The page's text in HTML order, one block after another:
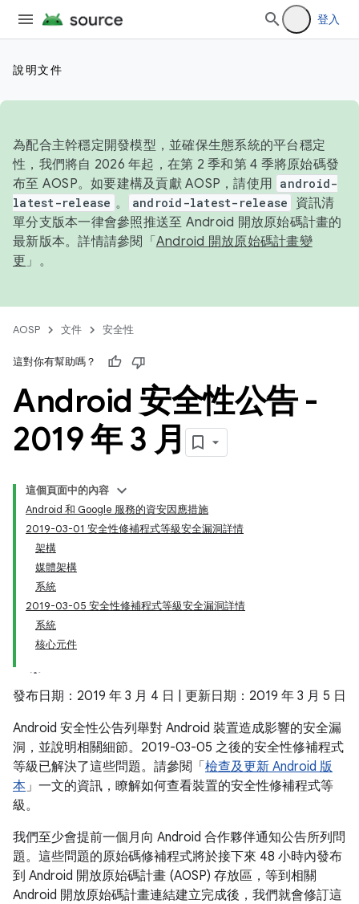
登入
說明文件
為配合主幹穩定開發模型，並確保生態系統的平台穩定
性，我們將自 2026 年起，在第 2 季和第 4 季將原始碼發
布至 AOSP。如要建構及貢獻 AOSP，請使用 android-
latest-release 。 android-latest-release
資訊清
單分支版本一律會參照推送至 Android 開放原始碼計畫的
最新版本。詳情請參閱「 Android 開放原始碼計畫變
更 」。
AOSP 文件 安全性
這對你有幫助嗎？
Android 安全性公告 -
2019 年 3 月
這個頁面中的內容
Android 和 Google 服務的資安因應措施
2019-03-01 安全性修補程式等級安全漏洞詳情
架構
媒體架構
系統
2019-03-05 安全性修補程式等級安全漏洞詳情
系統
核心元件
發布日期：2019 年 3 月 4 日 | 更新日期：2019 年 3 月 5 日
Android 安全性公告列舉對 Android 裝置造成影響的安全漏
洞，並說明相關細節。2019-03-05 之後的安全性修補程式
等級已解決了這些問題。請參閱「 檢查及更新 Android 版
本」一文的資訊，瞭解如何查看裝置的安全性修補程式等
級。
我們至少會提前一個月向 Android 合作夥伴通知公告所列問
題。這些問題的原始碼修補程式將於接下來 48 小時內發布
到 Android 開放原始碼計畫 (AOSP) 存放區，等到相關
Android 開放原始碼計畫連結建立完成後，我們就會修訂這